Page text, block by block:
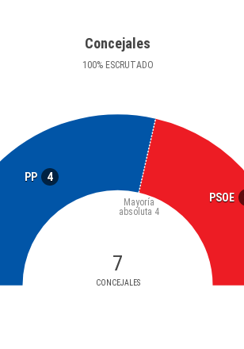
Concejales
100%ESCRUTADO
PP 4
PSOE
7
CONCEJALES
Mayoría
absoluta 4